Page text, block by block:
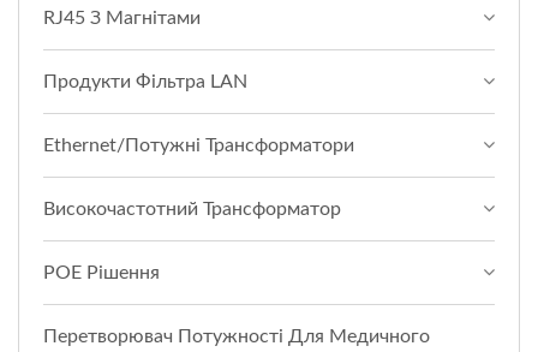
RJ45 З Магнітами
Продукти Фільтра LAN
Ethernet/Потужні Трансформатори
Високочастотний Трансформатор
POE Рішення
Перетворювач Потужності Для Медичного